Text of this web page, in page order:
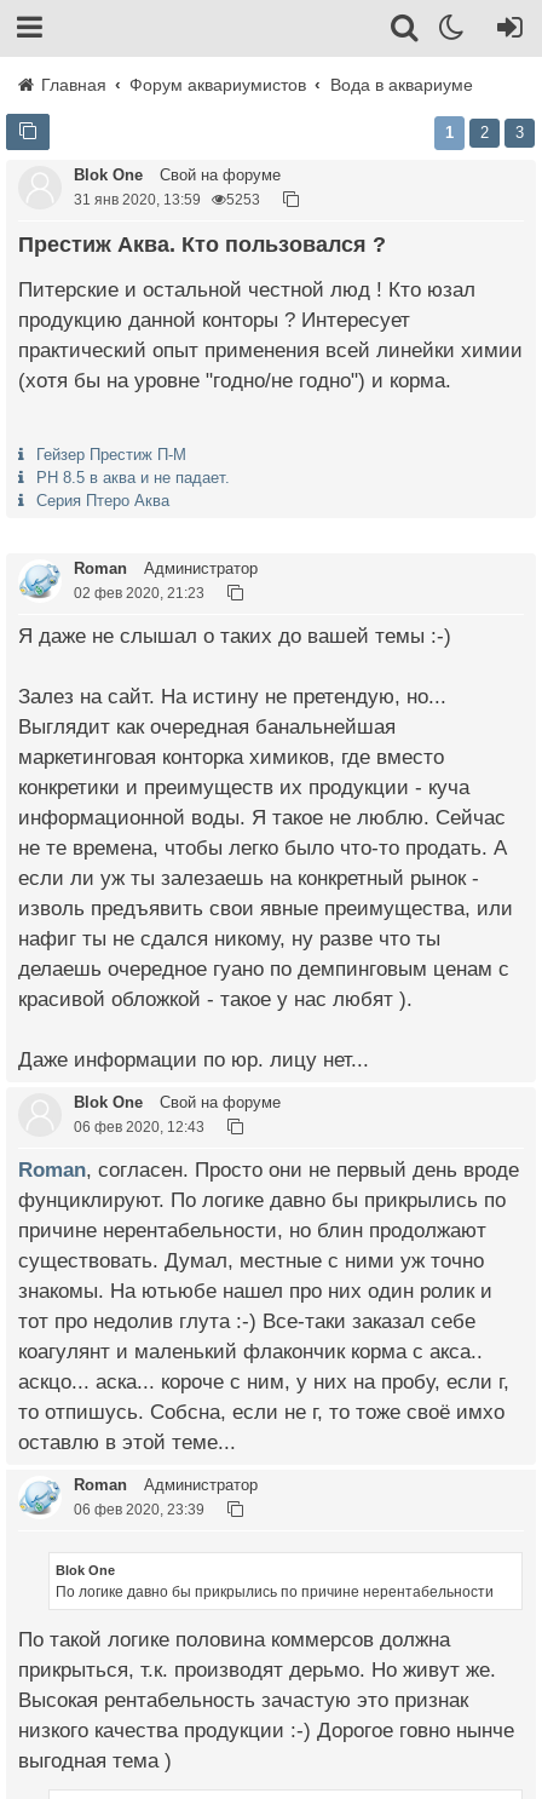
Главная Форум аквариумистов Вода в аквариуме
1 2 3
Blok One Свой на форуме
31 янв 2020, 13:59 5253
Престиж Аква. Кто пользовался ?
Питерские и остальной честной люд ! Кто юзал
продукцию данной конторы ? Интересует
практический опыт применения всей линейки химии
(хотя бы на уровне "годно/не годно") и корма.
Гейзер Престиж П-М
РН 8.5 в аква и не падает.
Серия Птеро Аква
Roman Администратор
02 фев 2020, 21:23
Я даже не слышал о таких до вашей темы :-)
Залез на сайт. На истину не претендую, но...
Выглядит как очередная банальнейшая
маркетинговая конторка химиков, где вместо
конкретики и преимуществ их продукции - куча
информационной воды. Я такое не люблю. Сейчас
не те времена, чтобы легко было что-то продать. А
если ли уж ты залезаешь на конкретный рынок -
изволь предъявить свои явные преимущества, или
нафиг ты не сдался никому, ну разве что ты
делаешь очередное гуано по демпинговым ценам с
красивой обложкой - такое у нас любят ).
Даже информации по юр. лицу нет...
Blok One Свой на форуме
06 фев 2020, 12:43
Roman, согласен. Просто они не первый день вроде
фунциклируют. По логике давно бы прикрылись по
причине нерентабельности, но блин продолжают
существовать. Думал, местные с ними уж точно
знакомы. На ютьюбе нашел про них один ролик и
тот про недолив глута :-) Все-таки заказал себе
коагулянт и маленький флакончик корма с акса..
аскцо... аска... короче с ним, у них на пробу, если г,
то отпишусь. Собсна, если не г, то тоже своё имхо
оставлю в этой теме...
Roman Администратор
06 фев 2020, 23:39
Blok One
По логике давно бы прикрылись по причине нерентабельности
По такой логике половина коммерсов должна
прикрыться, т.к. производят дерьмо. Но живут же.
Высокая рентабельность зачастую это признак
низкого качества продукции :-) Дорогое говно нынче
выгодная тема )